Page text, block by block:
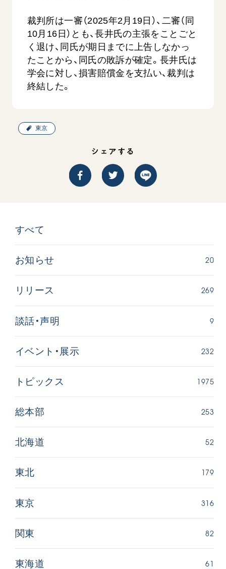
道府県中心会館
Soka Gakkai グローバルサイト
SGIピースサイト
SOKA PICKS すべて見る
広島県 早志百…
SDGs
証言 広島
文化
裁判所は一審（2025年2月19日）、二審（同
10月16日）とも、長井氏の主張をことごと
く退け、同氏が期日までに上告しなかっ
たことから、同氏の敗訴が確定。長井氏は
学会に対し、損害賠償金を支払い、裁判は
終結した。
東京
シェアする
すべて
お知らせ 20
リリース 269
談話・声明 9
イベント・展示 232
トピックス 1975
総本部 253
北海道 52
東北 179
東京 316
関東 82
東海道 61